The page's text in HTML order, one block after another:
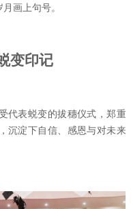
画上句号。
变印记
代表蜕变的拔穗仪式，郑重
沉淀下自信、感恩与对未来